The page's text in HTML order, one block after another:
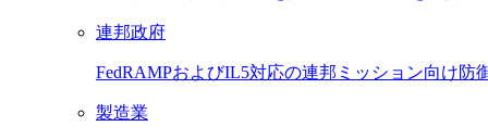
連邦政府
FedRAMPおよびIL5対応の連邦ミッション向け防御
製造業